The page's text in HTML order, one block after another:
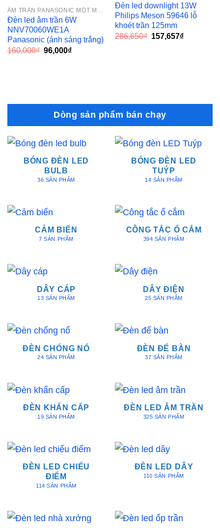
wishlist
Đèn led âm trần 6W
NNV70060WE1A
Panasonic (ánh sáng trắng)
160,000₫ Giá
96,000₫Giá
Add to
wishlist
Đèn led downlight 13W
Philips Meson 59646 lỗ
khoét trần 125mm
286,650₫ Giá
157,657₫Giá
Dòng sản phẩm bán chạy
BÓNG ĐÈN LED
BULB
36 SẢN PHẨM
BÓNG ĐÈN LED
TUÝP
14 SẢN PHẨM
CẢM BIẾN
7 SẢN PHẨM
CÔNG TẮC Ổ CẮM
394 SẢN PHẨM
DÂY CÁP
13 SẢN PHẨM
DÂY ĐIỆN
25 SẢN PHẨM
ĐÈN CHỐNG NỔ
24 SẢN PHẨM
ĐÈN ĐỂ BÀN
37 SẢN PHẨM
ĐÈN KHẨN CẤP
19 SẢN PHẨM
ĐÈN LED ÂM TRẦN
325 SẢN PHẨM
ĐÈN LED CHIẾU
ĐIỂM
114 SẢN PHẨM
ĐÈN LED DÂY
110 SẢN PHẨM